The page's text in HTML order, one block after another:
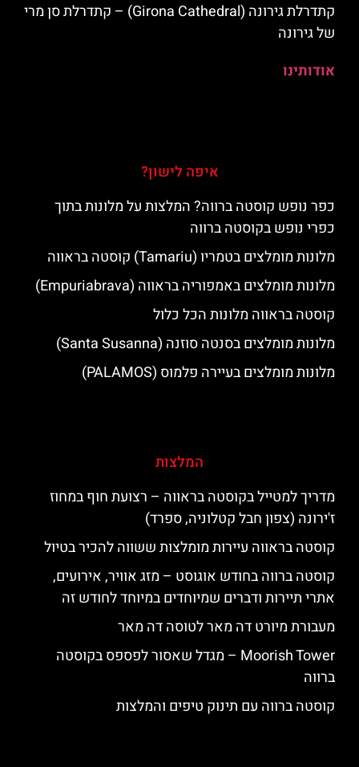
קתדרלת גירונה (Girona Cathedral) – קתדרלת סן מרי
של גירונה
אודותינו
איפה לישון?
כפר נופש קוסטה ברווה? המלצות על מלונות בתוך
כפרי נופש בקוסטה ברווה
מלונות מומלצים בטמריו (Tamariu) קוסטה בראווה
מלונות מומלצים באמפוריה בראווה (Empuriabrava)
קוסטה בראווה מלונות הכל כלול
מלונות מומלצים בסנטה סוזנה (Santa Susanna)
מלונות מומלצים בעיירה פלמוס (PALAMOS)
המלצות
מדריך למטייל בקוסטה בראווה – רצועת חוף במחוז
ז'ירונה (צפון חבל קטלוניה, ספרד)
קוסטה בראווה עיירות מומלצות ששווה להכיר בטיול
קוסטה ברווה בחודש אוגוסט – מזג אוויר, אירועים,
אתרי תיירות ודברים שמיוחדים במיוחד לחודש זה
מעבורת מיורט דה מאר לטוסה דה מאר
‪‪Moorish Tower‬‬ – מגדל שאסור לפספס בקוסטה
ברווה
קוסטה ברווה עם תינוק טיפים והמלצות